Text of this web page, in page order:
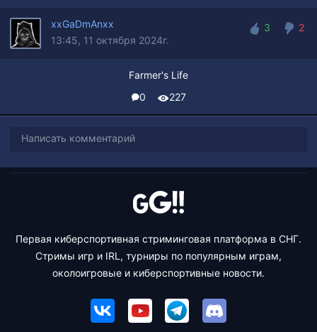
xxGaDmAnxx
13:45, 11 октября 2024г.
3
2
Farmer's Life
0
227
Написать комментарий
Первая киберспортивная стриминговая платформа в СНГ.
Стримы игр и IRL, турниры по популярным играм,
околоигровые и киберспортивные новости.